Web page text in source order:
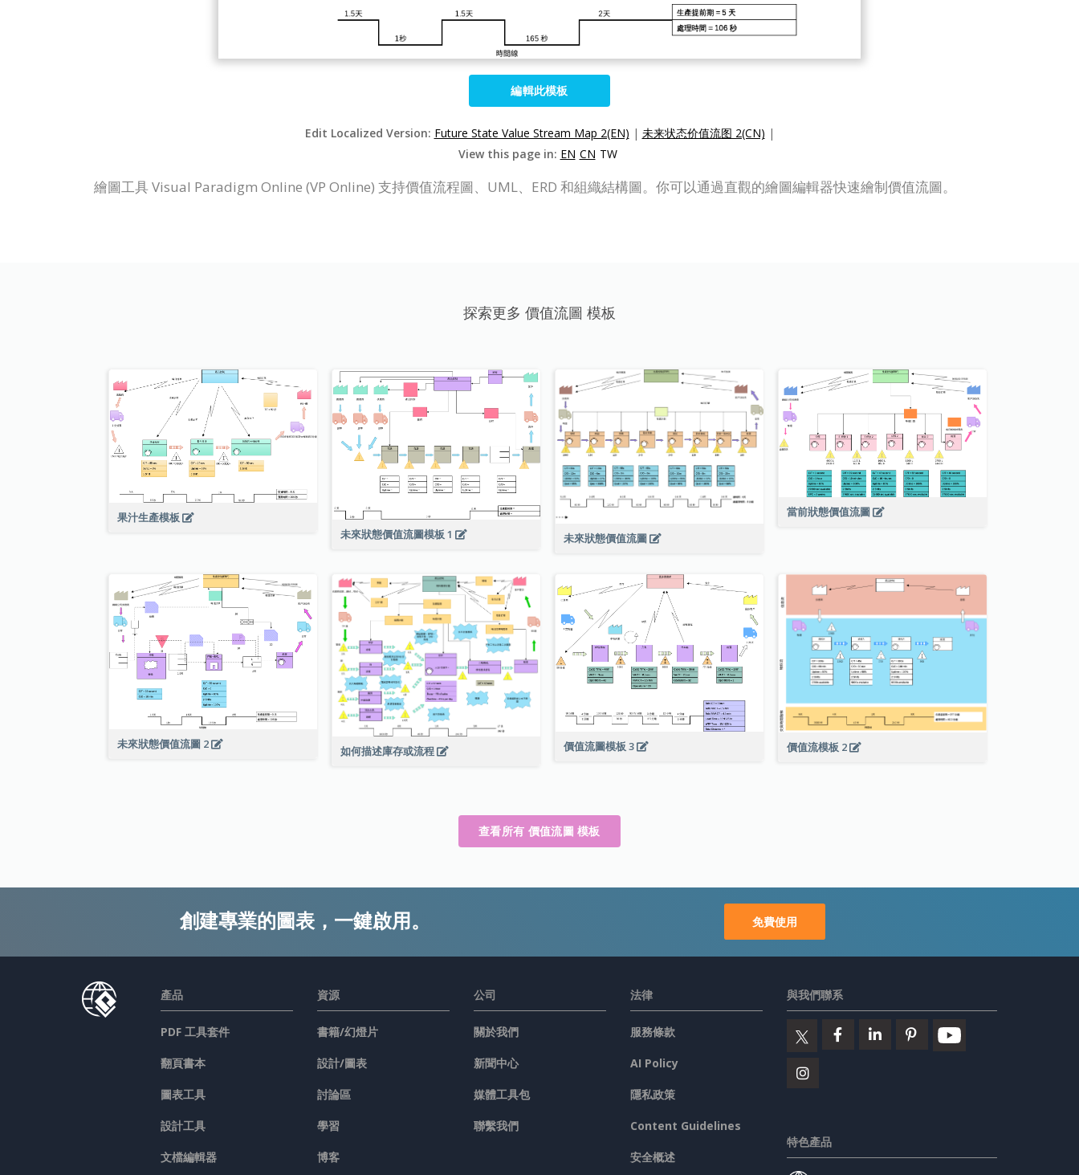
編輯此模板
Edit Localized Version: Future State Value Stream Map 2(EN) | 未来状态价值流图 2(CN) |
View this page in: EN CN TW
繪圖工具 Visual Paradigm Online (VP Online) 支持價值流程圖、UML、ERD 和組織結構圖。你可以通過直觀的繪圖編輯器快速繪制價值流圖。
探索更多 價值流圖 模板
果汁生產模板
未來狀態價值流圖模板 1
未來狀態價值流圖
當前狀態價值流圖
未來狀態價值流圖 2
如何描述庫存或流程 價值流圖模板 3 價值流模板 2
查看所有 價值流圖 模板
創建專業的圖表，一鍵啟用。 免費使用
產品
PDF 工具套件
翻頁書本
圖表工具
設計工具
文檔編輯器
資源
書籍/幻燈片
設計/圖表
討論區
學習
博客
公司
關於我們
新聞中心
媒體工具包
聯繫我們
法律
服務條款
AI Policy
隱私政策
Content Guidelines
安全概述
與我們聯系
特色產品